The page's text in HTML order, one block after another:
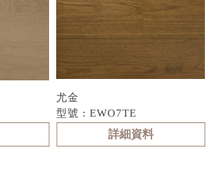
尤金
型號 : EWO7TE
詳細資料